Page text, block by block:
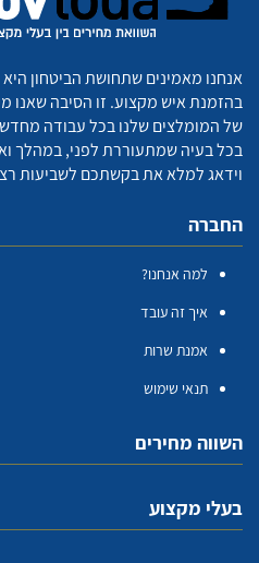
אנחנו מאמינים שתחושת הביטחון
בהזמנת איש מקצוע. זו הסיבה שאנו
של המומלצים שלנו בכל עבודה
בכל בעיה שמתעוררת לפני, במהלך
וידאג למלא את בקשתכם לשביעות
החברה
למה אנחנו?
איך זה עובד
אמנת שרות
תנאי שימוש
השווה מחירים
בעלי מקצוע